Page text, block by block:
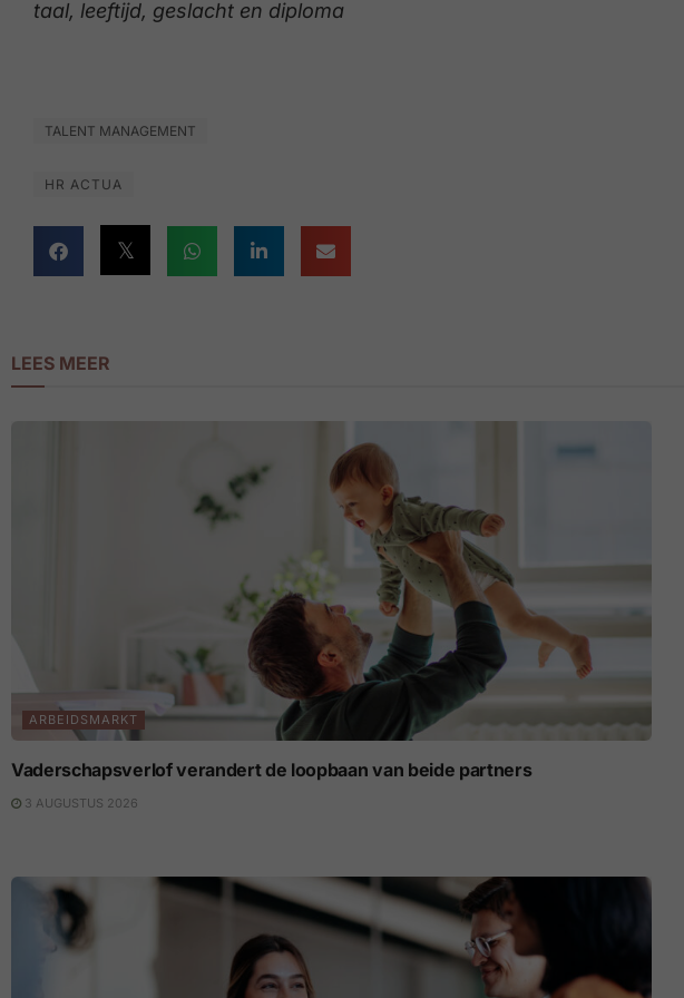
taal, leeftijd, geslacht en diploma
TALENT MANAGEMENT
HR ACTUA
LEES MEER
ARBEIDSMARKT
Vaderschapsverlof verandert de loopbaan van beide partners
3 AUGUSTUS 2026